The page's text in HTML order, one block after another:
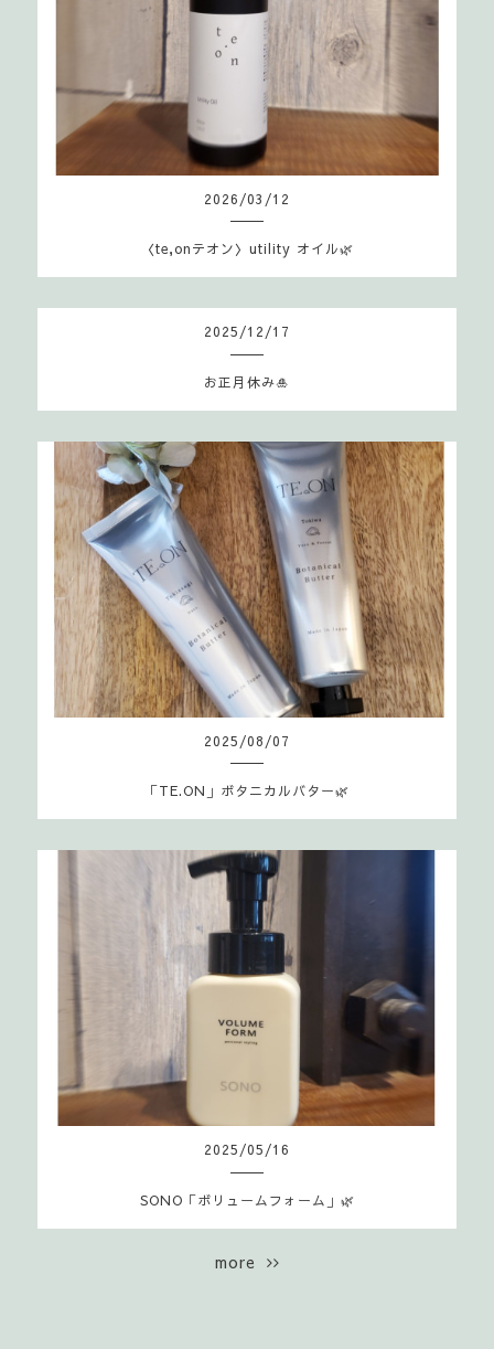
2026/03 /12
〈te,onテオン〉utility オイル🌿
2025/12/17
お正月休み🎍
2025/08/07
「TE.ON」ボタニカルバター🌿
2025/05/16
SONO「ボリュームフォーム」🌿
more